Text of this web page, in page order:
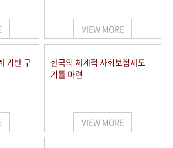
VIEW MORE
기반 구
한국의 체계적 사회보험제도
기틀 마련
VIEW MORE